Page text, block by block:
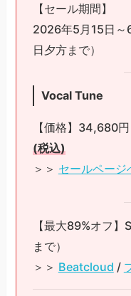
【セール期間】
2026年5月15日～
日夕方まで）
Vocal Tune
【価格】34,680
(税込)
＞＞ セールページ
【最大89%オフ
まで）
＞＞ Beatcloud /